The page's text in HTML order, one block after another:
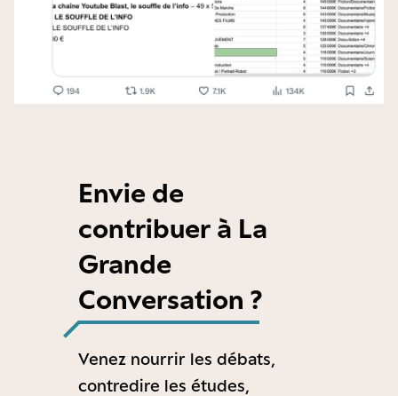
Envie de
contribuer à La
Grande
Conversation ?
Venez nourrir les débats,
contredire les études,